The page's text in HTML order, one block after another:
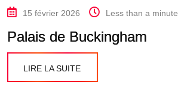
15 février 2026 Less than a minute
Palais de Buckingham
LIRE LA SUITE